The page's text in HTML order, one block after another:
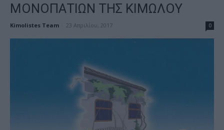
ΜΟΝΟΠΑΤΙΩΝ ΤΗΣ ΚΙΜΩΛΟΥ
Kimolistes Team 23 Απριλίου, 2017 0